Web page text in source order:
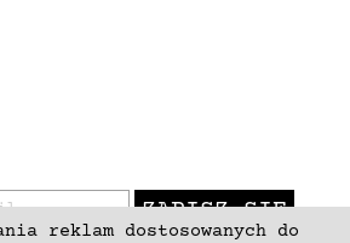
reklam dostosowanych do
ZAPISZ SIĘ